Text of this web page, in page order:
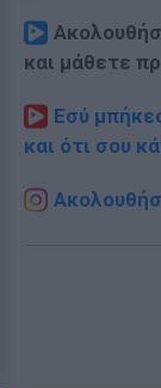
και μάθετε
Εσύ
και ότι σου